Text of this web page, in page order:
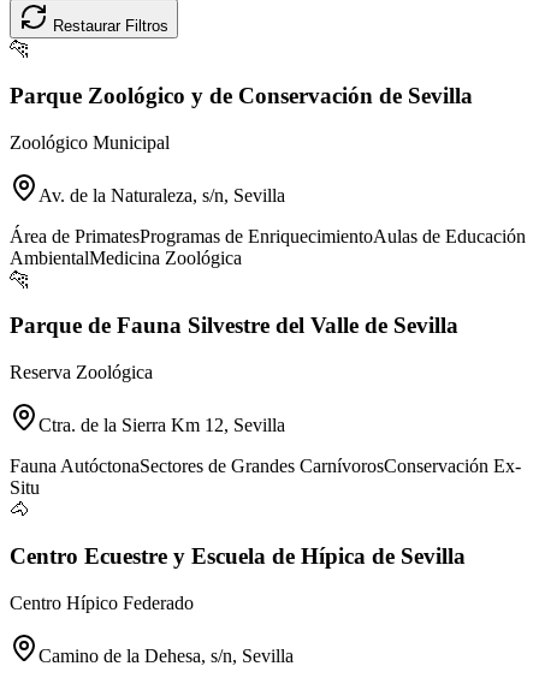
Restaurar Filtros
🐆
Parque Zoológico y de Conservación de Sevilla
Zoológico Municipal
Av. de la Naturaleza, s/n, Sevilla
Área de PrimatesProgramas de EnriquecimientoAulas de Educación
AmbientalMedicina Zoológica
🐆
Parque de Fauna Silvestre del Valle de Sevilla
Reserva Zoológica
Ctra. de la Sierra Km 12, Sevilla
Fauna AutóctonaSectores de Grandes CarnívorosConservación Ex-
Situ
🐴
Centro Ecuestre y Escuela de Hípica de Sevilla
Centro Hípico Federado
Camino de la Dehesa, s/n, Sevilla